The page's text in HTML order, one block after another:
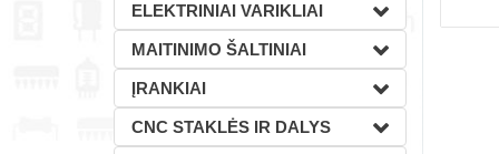
ELEKTRINIAI VARIKLIAI
MAITINIMO ŠALTINIAI
ĮRANKIAI
CNC STAKLĖS IR DALYS